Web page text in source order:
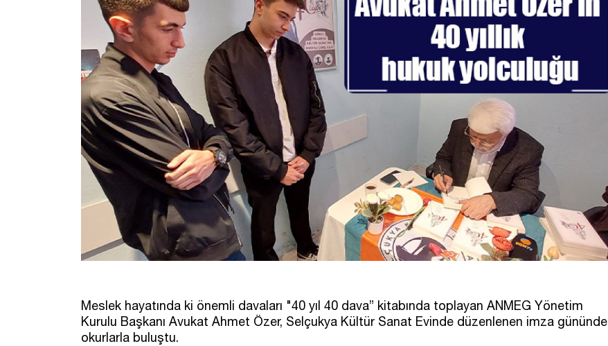
Meslek hayatında ki önemli davaları "40 yıl 40 dava” kitabında toplayan ANMEG Yönetim
Kurulu Başkanı Avukat Ahmet Özer, Selçukya Kültür Sanat Evinde düzenlenen imza gününde
okurlarla buluştu.